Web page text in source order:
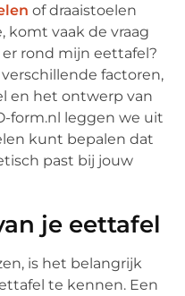
of draaistoelen
komt vaak de vraag
rond mijn eettafel?
factoren,
en het ontwerp van
form.nl leggen we uit
kunt bepalen dat
past bij jouw
je eettafel
is het belangrijk
te kennen. Een